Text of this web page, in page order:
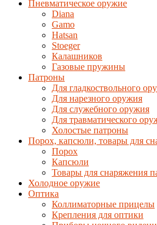
Пневматическое оружие
Diana
Gamo
Hatsan
Stoeger
Калашников
Газовые пружины
Патроны
Для гладкоствольного
Для нарезного оружия
Для служебного оружия
Для травматического
Холостые патроны
Порох, капсюли, товары для
Порох
Капсюли
Товары для снаряжения
Холодное оружие
Оптика
Коллиматорные прицелы
Крепления для оптики